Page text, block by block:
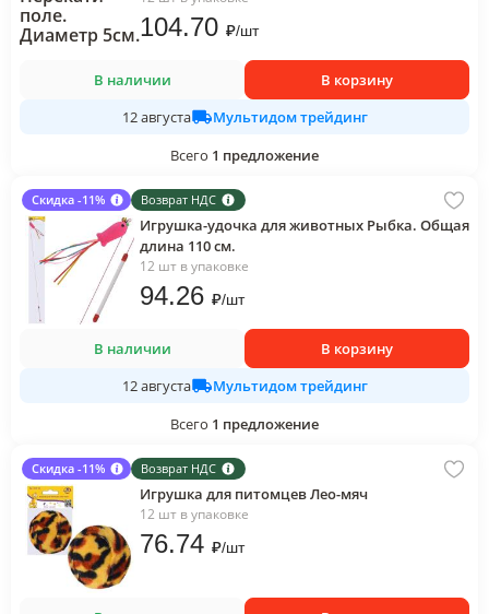
104.70 ₽/шт
В наличии
В корзину
12 августа
Мультидом трейдинг
Всего 1 предложение
Скидка -11% Возврат НДС
Игрушка-удочка для животных Рыбка. Общая
длина 110 см.
12 шт в упаковке
94.26 ₽/шт
В наличии
В корзину
12 августа
Мультидом трейдинг
Всего 1 предложение
Скидка -11% Возврат НДС
Игрушка для питомцев Лео-мяч
12 шт в упаковке
76.74 ₽/шт